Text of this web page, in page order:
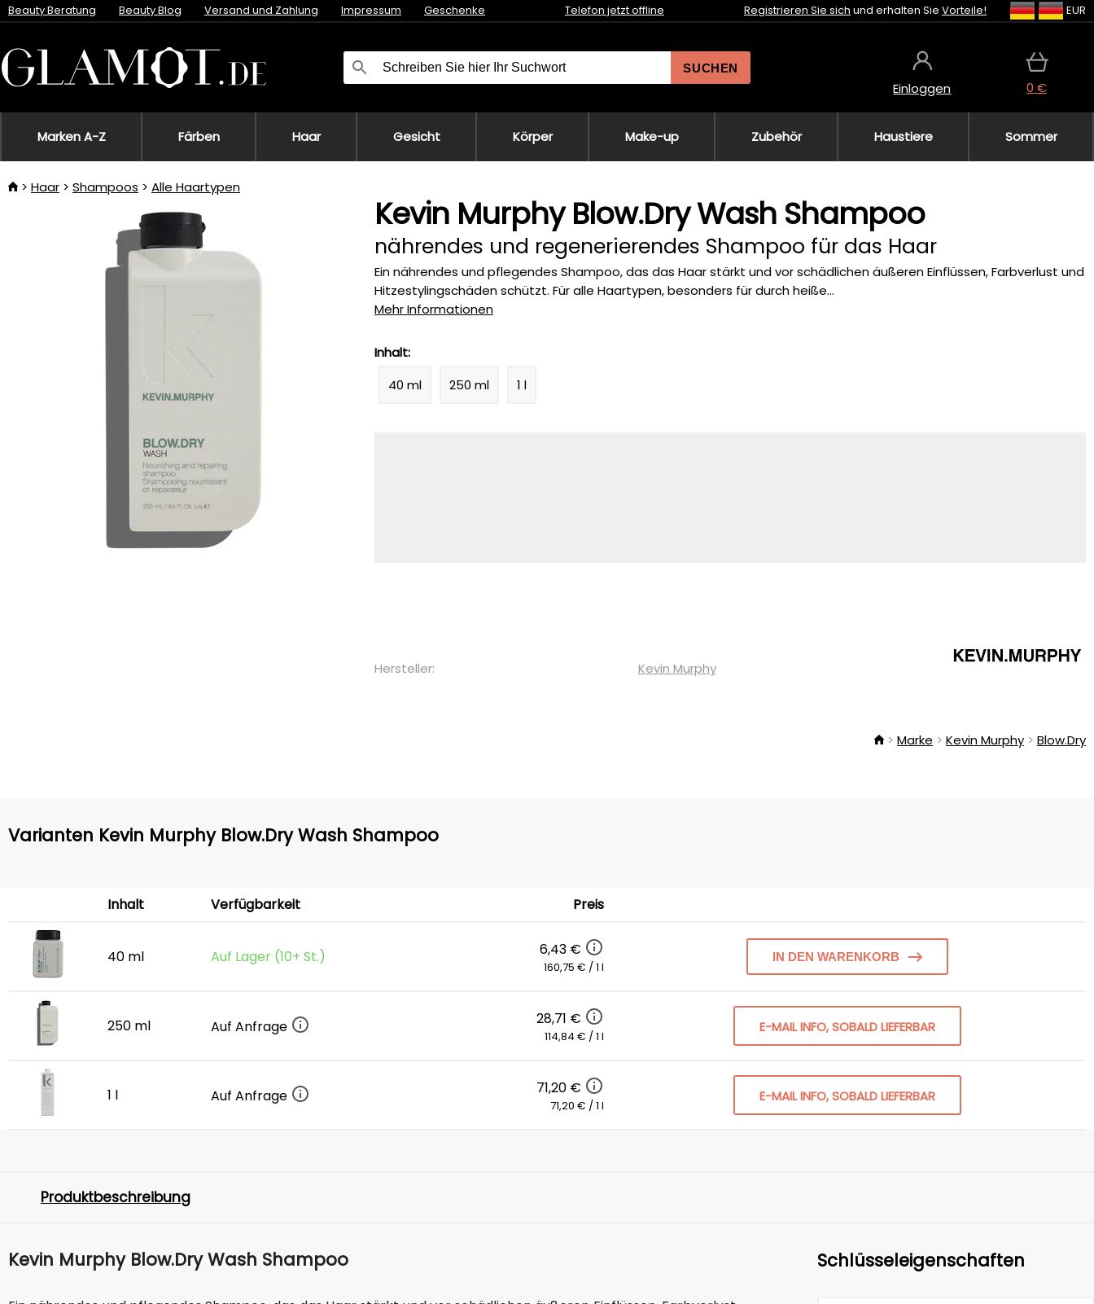
Beauty Beratung Beauty Blog Versand und Zahlung Impressum Geschenke Telefon jetzt offline Registrieren Sie sich und erhalten Sie Vorteile! EUR
SUCHEN
Einloggen 0 €
Marken A-Z Färben Haar Gesicht Körper Make-up Zubehör Haustiere Sommer
Haar Shampoos Alle Haartypen
Kevin Murphy Blow.Dry Wash Shampoo
nährendes und regenerierendes Shampoo für das Haar
Ein nährendes und pflegendes Shampoo, das das Haar stärkt und vor schädlichen äußeren Einflüssen, Farbverlust und
Hitzestylingschäden schützt. Für alle Haartypen, besonders für durch heiße...
Mehr Informationen
Inhalt:
40 ml
250 ml 1 l
Hersteller: Kevin Murphy
Marke Kevin Murphy Blow.Dry
Varianten Kevin Murphy Blow.Dry Wash Shampoo
Inhalt Verfügbarkeit Preis
40 ml Auf Lager (10+ St.) 6,43 €
160,75 € / 1 l
IN DEN WARENKORB
250 ml Auf Anfrage 28,71 €
114,84 € / 1 l
E-MAIL INFO, SOBALD LIEFERBAR
1 l Auf Anfrage 71,20 €
71,20 € / 1 l
E-MAIL INFO, SOBALD LIEFERBAR
Produktbeschreibung
Kevin Murphy Blow.Dry Wash Shampoo Schlüsseleigenschaften